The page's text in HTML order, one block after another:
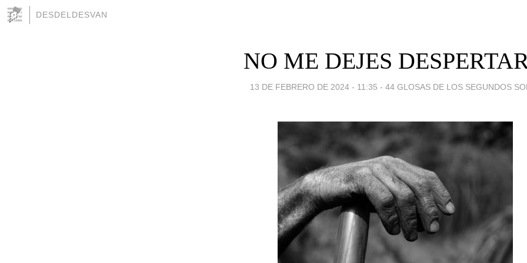
DESDELDESVAN
NO ME DEJES
13 DE FEBRERO DE 2024 - 11:35 - 44 GLOSAS DE LOS SEGUNDOS